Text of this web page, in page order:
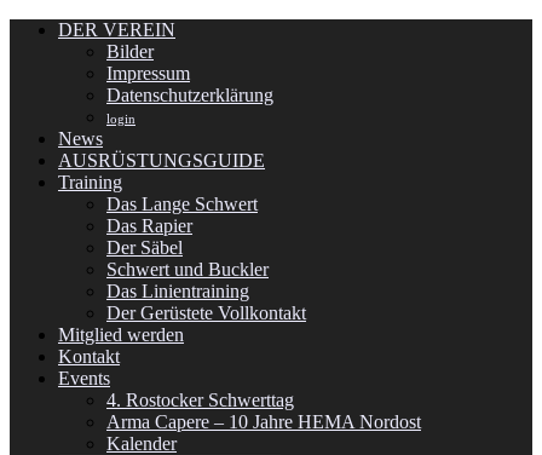
DER VEREIN
Bilder
Impressum
Datenschutzerklärung
login
News
AUSRÜSTUNGSGUIDE
Training
Das Lange Schwert
Das Rapier
Der Säbel
Schwert und Buckler
Das Linientraining
Der Gerüstete Vollkontakt
Mitglied werden
Kontakt
Events
4. Rostocker Schwerttag
Arma Capere – 10 Jahre HEMA Nordost
Kalender